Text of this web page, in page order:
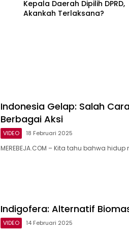
Kepala Daerah Dipilih DPRD,
Akankah Terlaksana?
Indonesia Gelap: Salah
Berbagai Aksi
VIDEO 18 Februari 2025
MEREBEJA.COM – Kita tahu bahwa hidup
Indigofera: Alternatif
VIDEO 14 Februari 2025